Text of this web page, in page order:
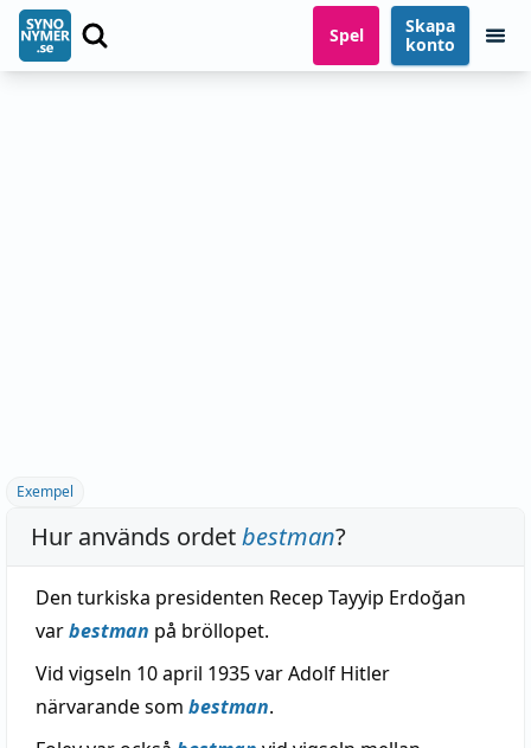
Spel
Skapa
konto
Exempel
Hur används ordetbestman?
Den turkiska presidenten Recep Tayyip Erdoğan
varbestman på bröllopet.
Vid vigseln 10 april 1935 var Adolf Hitler
närvarande som bestman.